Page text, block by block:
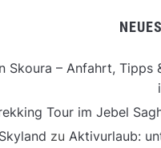
Skoura – Anfahrt, Tipps
Tour im Jebel
Skyland zu Aktivurlaub: